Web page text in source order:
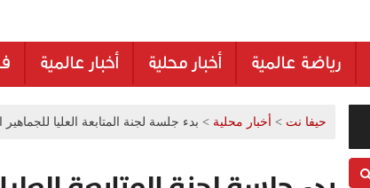
رياضة عالمية أخبار محلية أخبار عالمية
حيفا نت > أخبار محلية > بدء جلسة لجنة المتابعة العليا